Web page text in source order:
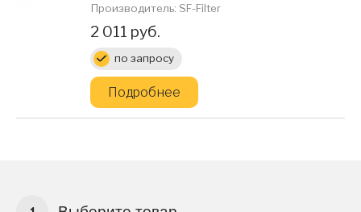
Производитель: SF-Filter
Цена:
2 011 руб.
по запросу
Подробнее